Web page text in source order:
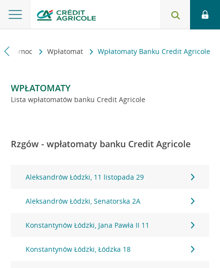
i pomoc Wpłatomat Wpłatomaty Banku Credit Agricole
WPŁATOMATY
Lista wpłatomatów banku Credit Agricole
Rzgów - wpłatomaty banku Credit Agricole
Aleksandrów Łódzki, 11 listopada 29
Aleksandrów Łódzki, Senatorska 2A
Konstantynów Łódzki, Jana Pawła II 11
Konstantynów Łódzki, Łódzka 18